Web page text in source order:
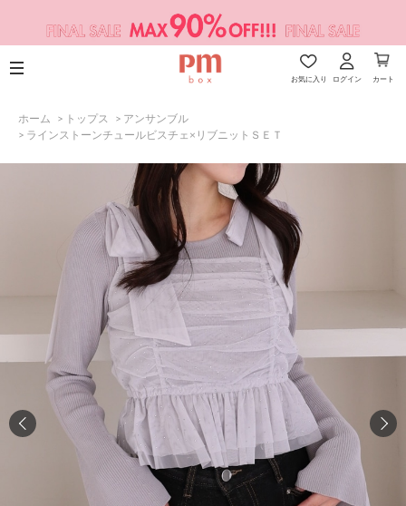
お気に入り ログイン カート
ホーム > トップス > アンサンブル
> ラインストーンチュールビスチェ×リブニットＳＥＴ